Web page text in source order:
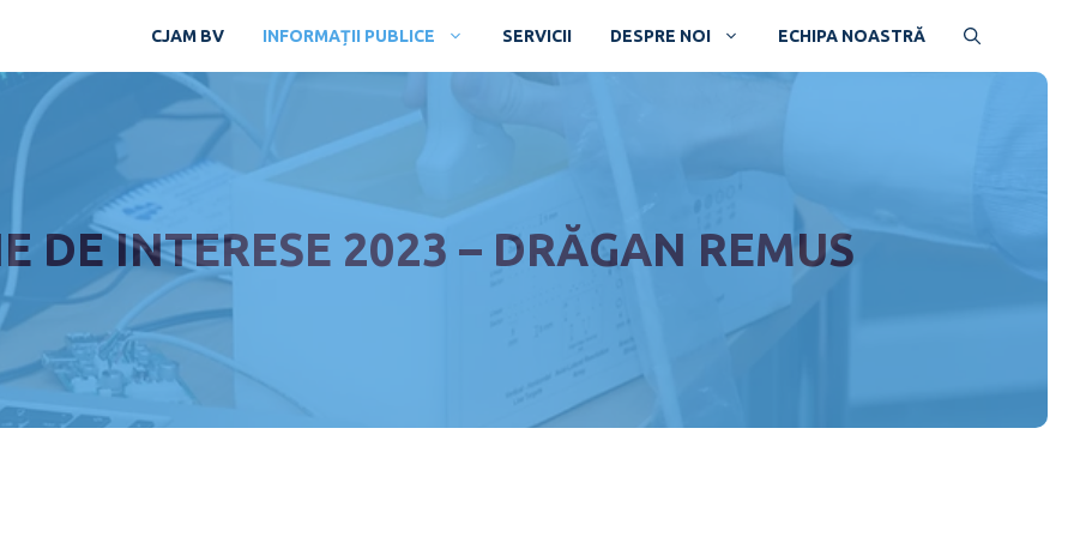
CJAM BV INFORMAȚII PUBLICE SERVICII DESPRE NOI ECHIPA NOASTRĂ
DE INTERESE 2023 – DRĂGAN REMUS